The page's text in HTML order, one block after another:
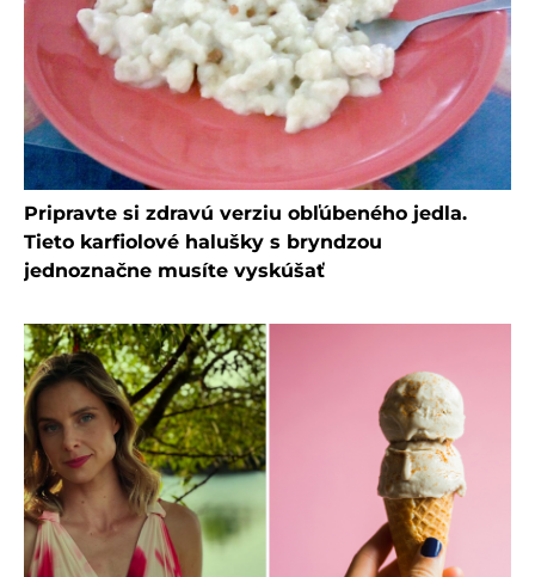
Pripravte si zdravú verziu obľúbeného jedla.
Tieto karfiolové halušky s bryndzou
jednoznačne musíte vyskúšať